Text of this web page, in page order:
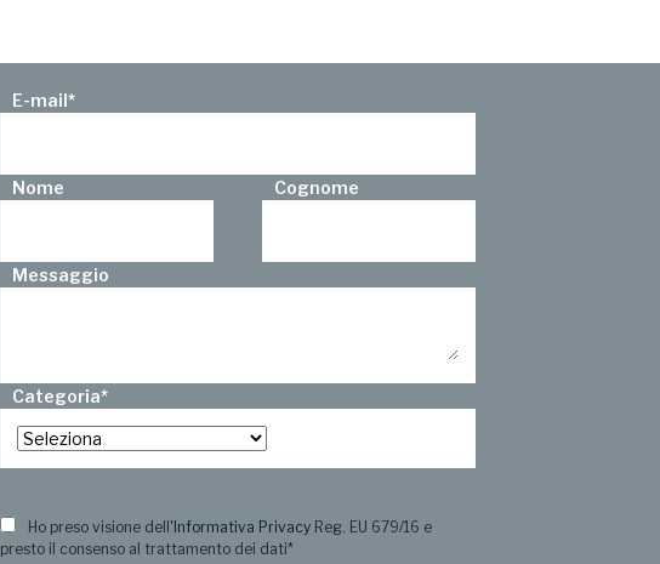
E-mail*
Nome Cognome
Messaggio
Categoria*
Ho preso visione dell 'Informativa PrivacyReg. EU 679/16 e
presto il consenso al trattamento dei dati*